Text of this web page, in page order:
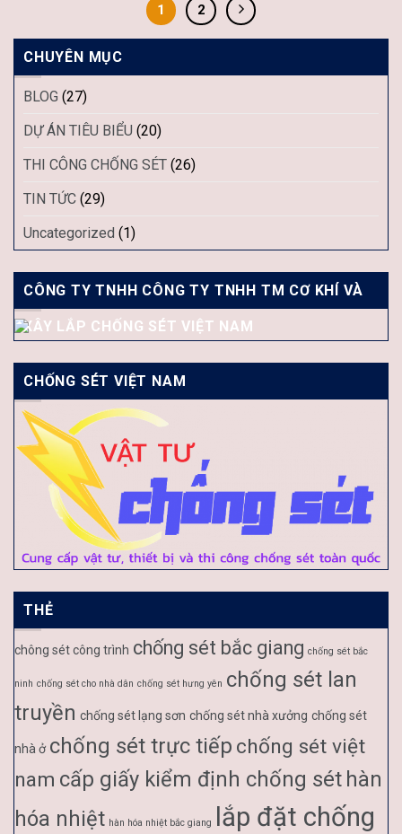
CHUYÊN MỤC
BLOG (27)
DỰ ÁN TIÊU BIỂU (20)
THI CÔNG CHỐNG SÉT (26)
TIN TỨC (29)
Uncategorized (1)
CÔNG TY TNHH CÔNG TY TNHH TM CƠ KHÍ VÀ
XÂY LẮP CHỐNG SÉT VIỆT NAM
CHỐNG SÉT VIỆT NAM
THẺ
chông sét công trình chống sét bắc giang chống sét bắc
ninh chống sét cho nhà dân chống sét hưng yên chống sét lan
truyền chống sét lạng sơn chống sét nhà xưởng chống sét
nhà ở chống sét trực tiếp chống sét việt
nam cấp giấy kiểm định chống sét hàn
hóa nhiệt hàn hóa nhiệt bắc giang lắp đặt chống
1 2